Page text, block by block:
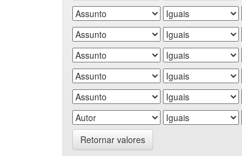
Retornar valores